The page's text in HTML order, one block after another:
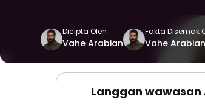
Dicipta Oleh
Vahe Arabian
Fakta Disemak
Vahe Arabian
Langgan wawasan